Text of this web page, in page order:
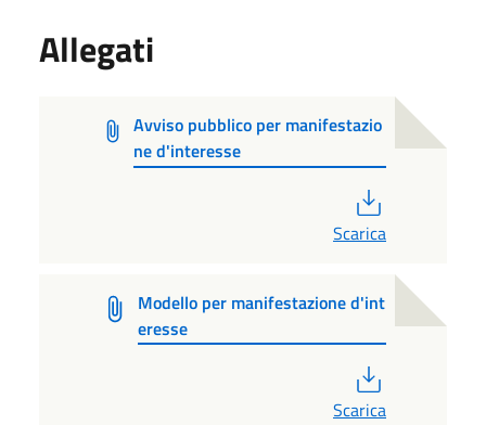
Allegati
Avviso pubblico per manifestazio
ne d'interesse
Scarica
Modello per manifestazione d'int
eresse
Scarica